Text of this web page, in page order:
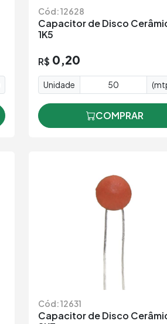
Cód: 12628
Capacitor de Disco
1K5
R$ 0,20
Unidade
COMPRAR
Cód: 12631
Capacitor de Disco